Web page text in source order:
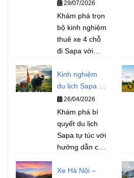
cả, lộ trình và
bí quyết chọn
dịch vụ cao
cấp
29/07/2026
Khám phá trọn
bộ kinh nghiệm
thuê xe 4 chỗ
đi Sapa với
tiết về giá cả,
lộ trình di
chuyển và
những mẹo
chọn dịch vụ
cao cấp. Từ
việc lựa chọn
đến những
Kinh nghiệm
du lịch Sapa tự
túc: Bí kíp
chuẩn bị, lịch
trình, chi phí
chi tiết suôn sẻ
từ A-Z
26/04/2026
Khám phá bí
quyết du lịch
Sapa tự túc với
hướng dẫn chi
viết cung cấp
Xe Hà Nội –